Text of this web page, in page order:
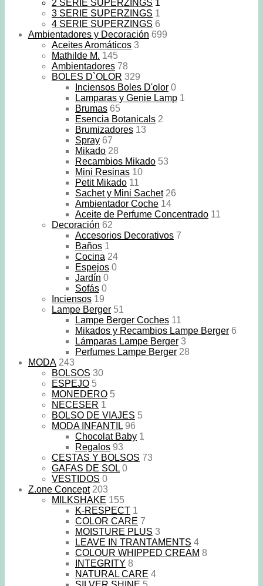
2 SERIE SUPERZINGS 1
3 SERIE SUPERZINGS 1
4 SERIE SUPERZINGS 6
Ambientadores y Decoración 699
Aceites Aromáticos 3
Mathilde M. 145
Ambientadores 78
BOLES D`OLOR 329
Inciensos Boles D'olor 0
Lamparas y Genie Lamp 1
Brumas 65
Esencia Botanicals 2
Brumizadores 13
Spray 67
Mikado 28
Recambios Mikado 53
Mini Resinas 10
Petit Mikado 11
Sachet y Mini Sachet 26
Ambientador Coche 14
Aceite de Perfume Concentrado 11
Decoración 62
Accesorios Decorativos 7
Baños 1
Cocina 24
Espejos 0
Jardín 0
Sofás 0
Inciensos 19
Lampe Berger 51
Lampe Berger Coches 11
Mikados y Recambios Lampe Berger 6
Lámparas Lampe Berger 3
Perfumes Lampe Berger 28
MODA 243
BOLSOS 30
ESPEJO 5
MONEDERO 5
NECESER 1
BOLSO DE VIAJES 5
MODA INFANTIL 96
Chocolat Baby 1
Regalos 93
CESTAS Y BOLSOS 73
GAFAS DE SOL 0
VESTIDOS 0
Z.one Concept 203
MILKSHAKE 155
K-RESPECT 1
COLOR CARE 7
MOISTURE PLUS 3
LEAVE IN TRANTAMENTS 4
COLOUR WHIPPED CREAM 8
INTEGRITY 8
NATURAL CARE 4